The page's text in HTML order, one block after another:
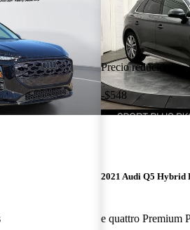
Precio reducido
-$548
2021 Audi Q5 Hybrid
e quattro Premium